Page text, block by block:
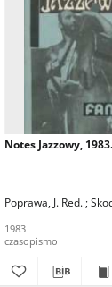
Notes Jazzowy,
Poprawa, J. Red. ;
1983
czasopismo